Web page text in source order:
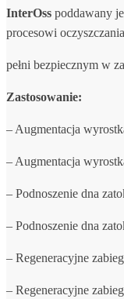
InterOss poddawany
procesowi
pełni bezpiecznym w
Zastosowanie:
– Augmentacja
– Augmentacja
– Podnoszenie dna
– Podnoszenie dna
– Regeneracyjne
– Regeneracyjne